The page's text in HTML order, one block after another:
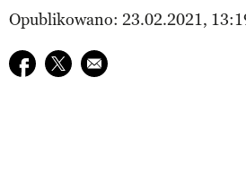
Opublikowano: 23.02.2021,
Udostępnij na facebook
Udostępnij na twitter
E-mail do przyjaciela